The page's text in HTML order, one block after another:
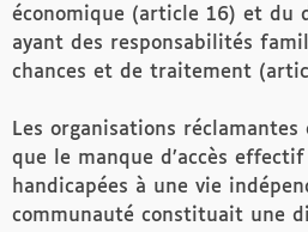
économique (article 16) et du
ayant des responsabilités
chances et de traitement
Les organisations
que le manque d’accès
handicapées à une vie
communauté constituait une